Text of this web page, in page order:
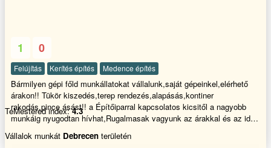
készítését javítását,és minden fajta betonozási munkát vállalok,
Precíz,igényes és tiszta,gyors és szakszerű munkavégzés hívjon
bizalommal!!
1 0
Felújítás Kerítés építés Medence építés
Bármilyen gépi főld munkállatokat vállalunk,saját gépeinkel,elérhető
árakon!! Tükör kiszedés,terep rendezés,alapásás,kontiner
rakodás,pince ásást!! a Építőiparral kapcsolatos kicsitől a nagyobb
munkáig nyugodtan hívhat,Rugalmasak vagyunk az árakkal és az idő
TeMestered index:4.3
Vállalok munkát Debrecen területén